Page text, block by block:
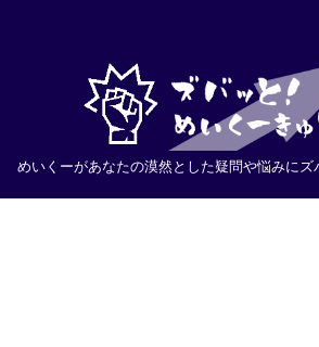
めいくーがあなたの漠然とした疑問や悩みにズ